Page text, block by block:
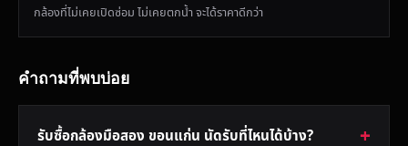
กล้องที่ไม่เคยเปิดซ่อม ไม่เคยตกน้ำ จะได้ราคาดีกว่า
คำถามที่พบบ่อย
รับซื้อกล้องมือสอง ขอนแก่น นัดรับที่ไหนได้บ้าง?